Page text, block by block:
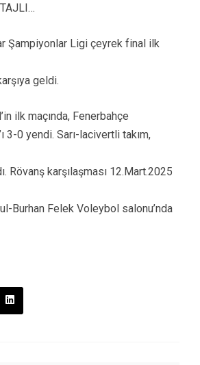
Şampiyonlar Ligi çeyrek final ilk
geldi.
maçında, Fenerbahçe
3-0 yendi. Sarı-lacivertli takım,
Rövanş karşılaşması 12.Mart.2025
Burhan Felek Voleybol salonu’nda